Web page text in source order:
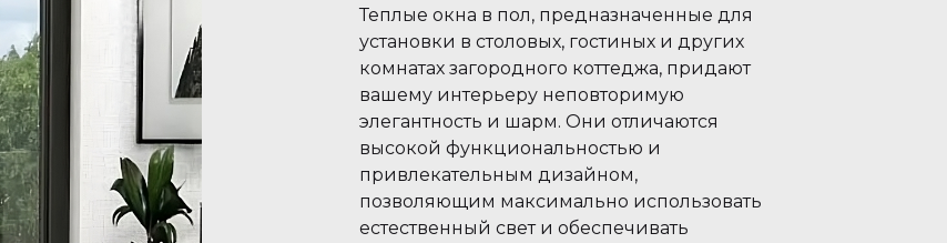
Теплые окна в пол, предназначенные для
установки в столовых, гостиных и других
комнатах загородного коттеджа, придают
вашему интерьеру неповторимую
элегантность и шарм. Они отличаются
высокой функциональностью и
привлекательным дизайном,
позволяющим максимально использовать
естественный свет и обеспечивать